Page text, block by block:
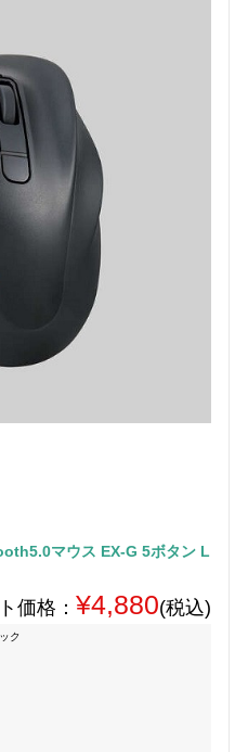
マウス EX-G 5ボタン L
価格： ¥4,880(税込)
ク